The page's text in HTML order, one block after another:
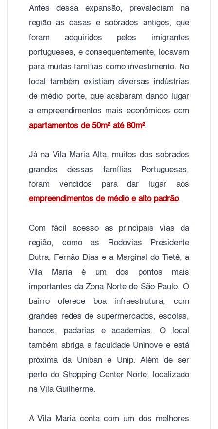
Antes dessa expansão, prevaleciam na
região as casas e sobrados antigos, que
foram adquiridos pelos imigrantes
portugueses, e consequentemente, locavam
para muitas famílias como investimento. No
local também existiam diversas indústrias
de médio porte, que acabaram dando lugar
a empreendimentos mais econômicos com
apartamentos de 50m² até 80m².
Já na Vila Maria Alta, muitos dos sobrados
grandes dessas famílias Portuguesas,
foram vendidos para dar lugar aos
empreendimentos de médio e alto padrão.
Com fácil acesso as principais vias da
região, como as Rodovias Presidente
Dutra, Fernão Dias e a Marginal do Tietê, a
Vila Maria é um dos pontos mais
importantes da Zona Norte de São Paulo. O
bairro oferece boa infraestrutura, com
grandes redes de supermercados, escolas,
bancos, padarias e academias. O local
também abriga a faculdade Uninove e está
próxima da Uniban e Unip. Além de ser
perto do Shopping Center Norte, localizado
na Vila Guilherme.
A Vila Maria conta com um dos melhores